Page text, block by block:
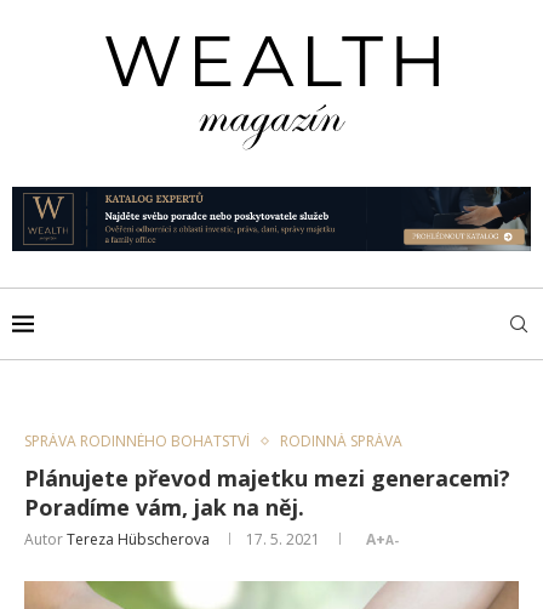
SPRÁVA RODINNÉHO BOHATSTVÍ RODINNÁ SPRÁVA
Plánujete převod majetku mezi generacemi?
Poradíme vám, jak na něj.
AutorTereza Hübscherova 17. 5. 2021 A+A-